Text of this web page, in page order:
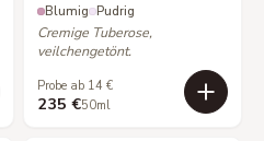
Blumig Pudrig
Cremige Tuberose,
veilchengetönt.
Probe ab 14 €
235 €50ml